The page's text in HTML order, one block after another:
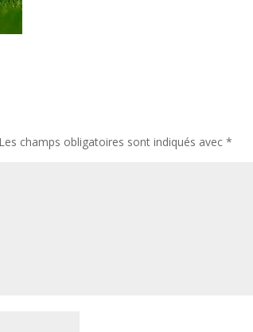
Les champs obligatoires sont indiqués avec*